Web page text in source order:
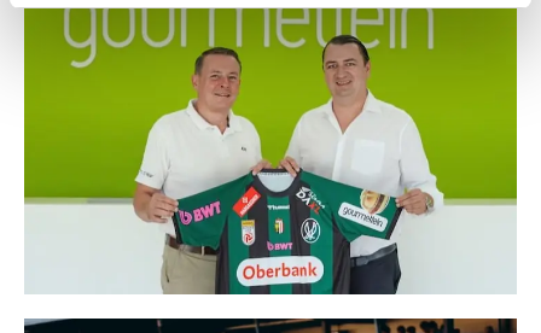
Weitere Details, insbesondere zu Speicherdauer und
Empfänger entnehmen Sie unserer
Datenschutzerklärung.